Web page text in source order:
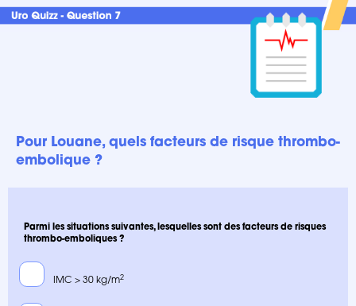
Pour Louane, quels facteurs de risque thrombo-
embolique ?
Parmi les situations suivantes, lesquelles sont des facteurs de risques
thrombo-emboliques ?
IMC > 30 kg/m2